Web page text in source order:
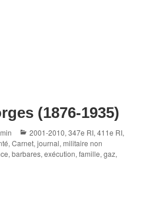
(1876-1935)
Categories
2001-2010,347e RI,411e RI,
,Carnet, journal,militaire non
,barbares,exécution,famille,gaz,